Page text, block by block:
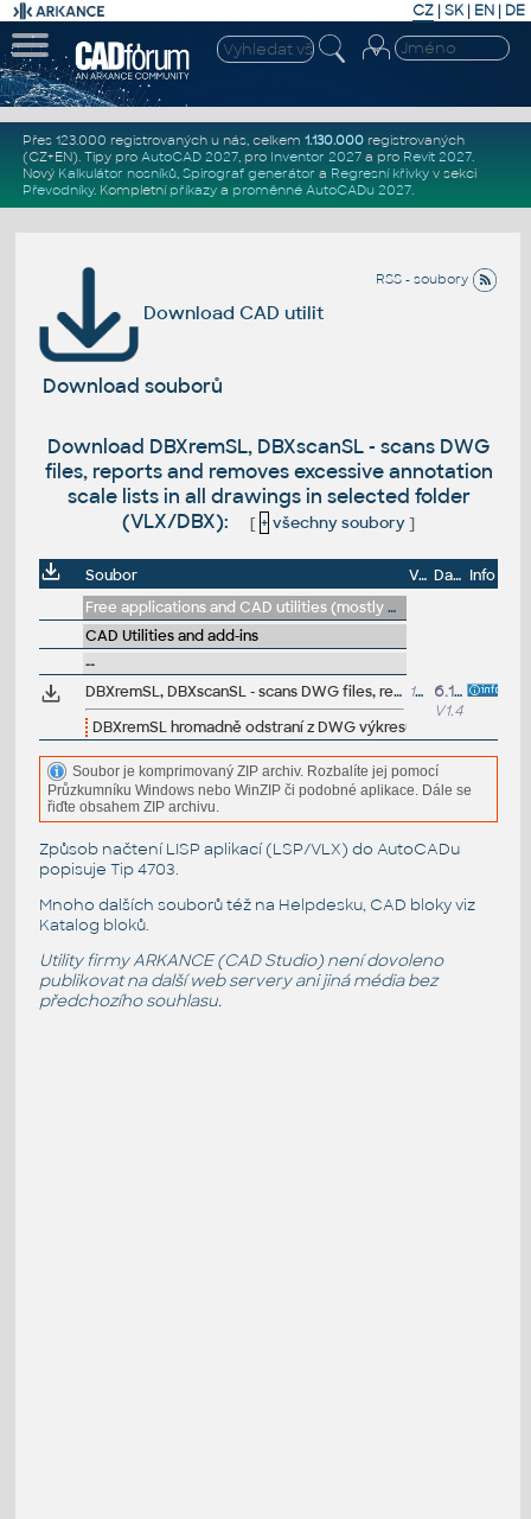
CZ | SK| EN | DE
Přes 123.000 registrovaných u nás, celkem 1.130.000registrovaných
(CZ+EN). Tipy pro AutoCAD 2027, pro Inventor 2027a pro Revit 2027.
Nový Kalkulátor nosníků, Spirograf generátor a Regresní křivkyv sekci
Převodníky. Kompletní příkazya proměnné AutoCADu 2027.
RSS - soubory
Download CAD utilit
Download souborů
Download DBXremSL, DBXscanSL - scans DWG
files, reports and removes excessive annotation
scale lists in all drawings in selected folder
(VLX/DBX):
[ + všechny soubory]
Soubor Velikost Datum Info
Free applications and CAD utilities (mostly our freeware & trials)
CAD Utilities and add-ins
--
DBXremSL, DBXscanSL - scans DWG files, reports and removes excessive annotation scale lists in all drawings in selected folder (VLX/DBX)
DBXremSL hromadně odstraní z DWG výkresů nadbytečná
17.4kB
6.1.2016
V1.4
Soubor je komprimovaný ZIP archiv. Rozbalíte jej pomocí
Průzkumníku Windows nebo WinZIP či podobné aplikace. Dále se
řiďte obsahem ZIP archivu.
Způsob načtení LISP aplikací (LSP/VLX) do AutoCADu
popisuje Tip 4703.
Mnoho dalších souborů též na Helpdesku, CAD bloky viz
Katalog bloků.
Utility firmy ARKANCE (CAD Studio) není dovoleno
publikovat na další web servery ani jiná média bez
předchozího souhlasu.